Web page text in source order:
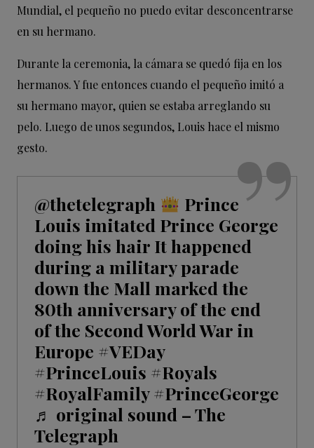
Mundial, el pequeño no puedo evitar desconcentrarse
en su hermano.
Durante la ceremonia, la cámara se quedó fija en los
hermanos. Y fue entonces cuando el pequeño imitó a
su hermano mayor, quien se estaba arreglando su
pelo. Luego de unos segundos, Louis hace el mismo
gesto.
@thetelegraph
Prince
Louis imitated Prince George
doing his hair It happened
during a military parade
down the Mall marked the
80th anniversary of the end
of the Second World War in
Europe #VEDay
#PrinceLouis #Royals
#RoyalFamily #PrinceGeorge
♬ original sound – The
Telegraph